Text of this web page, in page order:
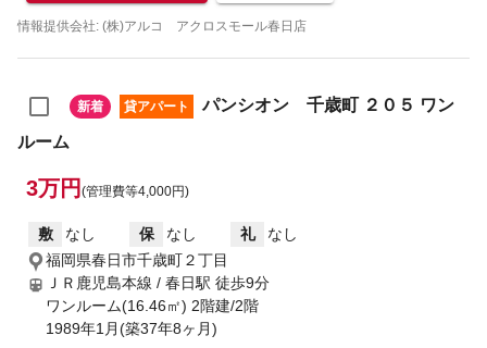
情報提供会社: (株)アルコ アクロスモール春日店
新着 貸アパート
パンシオン 千歳町 ２０５ ワン
ルーム
3万円 (管理費等4,000円)
敷 なし 保 なし 礼
なし
福岡県春日市千歳町２丁目
ＪＲ鹿児島本線 / 春日駅 徒歩9分
ワンルーム(16.46㎡) 2階建/2階
1989年1月(築37年8ヶ月)